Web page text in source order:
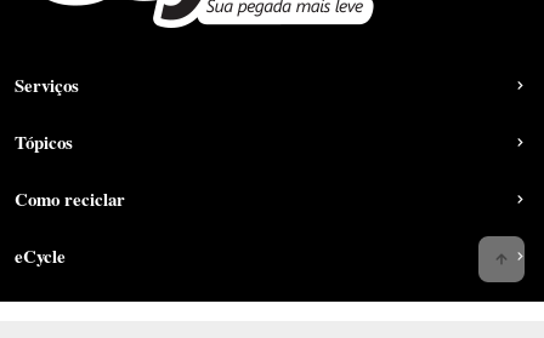
Serviços
Tópicos
Como reciclar
eCycle